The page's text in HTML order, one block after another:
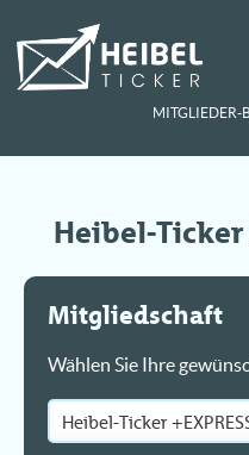
MITGLIEDER-
Heibel-
Mitgliedschaft
Wählen Sie Ihre